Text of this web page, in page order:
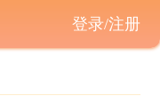
登录/注册